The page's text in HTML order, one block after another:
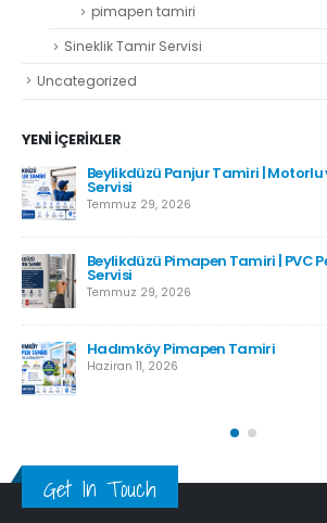
pimapen tamiri
Sineklik Tamir Servisi
Uncategorized
YENI İÇERIKLER
Beylikdüzü Panjur Tamiri | Motorlu
Servisi
Temmuz 29, 2026
Beylikdüzü Pimapen Tamiri | PVC
Servisi
Temmuz 29, 2026
Hadımköy Pimapen Tamiri
Haziran 11, 2026
Get In Touch